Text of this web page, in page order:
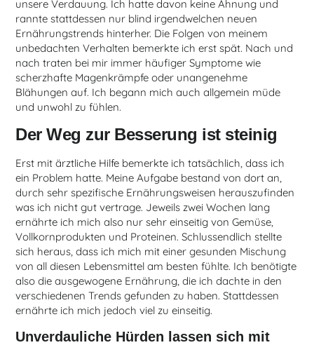
unsere Verdauung. Ich hatte davon keine Ahnung und
rannte stattdessen nur blind irgendwelchen neuen
Ernährungstrends hinterher. Die Folgen von meinem
unbedachten Verhalten bemerkte ich erst spät. Nach und
nach traten bei mir immer häufiger Symptome wie
scherzhafte Magenkrämpfe oder unangenehme
Blähungen auf. Ich begann mich auch allgemein müde
und unwohl zu fühlen.
Der Weg zur Besserung ist steinig
Erst mit ärztliche Hilfe bemerkte ich tatsächlich, dass ich
ein Problem hatte. Meine Aufgabe bestand von dort an,
durch sehr spezifische Ernährungsweisen herauszufinden
was ich nicht gut vertrage. Jeweils zwei Wochen lang
ernährte ich mich also nur sehr einseitig von Gemüse,
Vollkornprodukten und Proteinen. Schlussendlich stellte
sich heraus, dass ich mich mit einer gesunden Mischung
von all diesen Lebensmittel am besten fühlte. Ich benötigte
also die ausgewogene Ernährung, die ich dachte in den
verschiedenen Trends gefunden zu haben. Stattdessen
ernährte ich mich jedoch viel zu einseitig.
Unverdauliche Hürden lassen sich mit